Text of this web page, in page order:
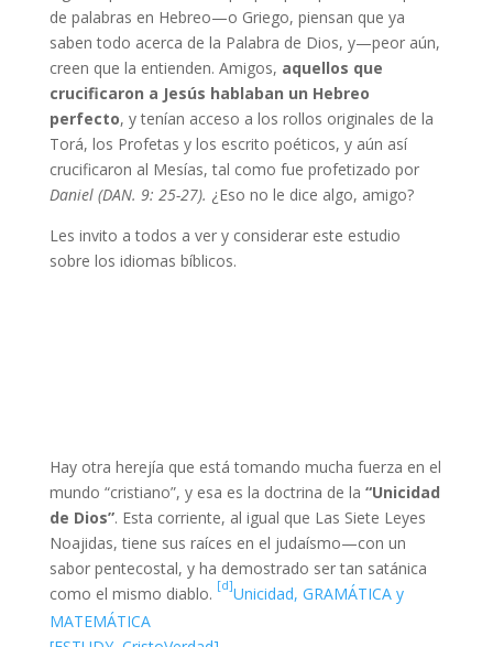
de palabras en Hebreo—o Griego, piensan que ya
saben todo acerca de la Palabra de Dios, y—peor aún,
creen que la entienden. Amigos, aquellos que
crucificaron a Jesús hablaban un Hebreo
perfecto, y tenían acceso a los rollos originales de la
Torá, los Profetas y los escrito poéticos, y aún así
crucificaron al Mesías, tal como fue profetizado por
Daniel (DAN. 9: 25-27). ¿Eso no le dice algo, amigo?
Les invito a todos a ver y considerar este estudio
sobre los idiomas bíblicos.
Hay otra herejía que está tomando mucha fuerza en el
mundo “cristiano”, y esa es la doctrina de la “Unicidad
de Dios”. Esta corriente, al igual que Las Siete Leyes
Noajidas, tiene sus raíces en el judaísmo—con un
sabor pentecostal, y ha demostrado ser tan satánica
como el mismo diablo. [d]Unicidad, GRAMÁTICA y
MATEMÁTICA